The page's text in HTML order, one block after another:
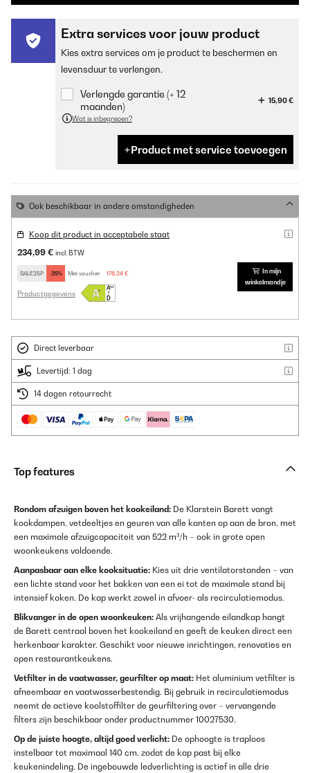
Extra services voor jouw product
Kies extra services om je product te beschermen en
levensduur te verlengen.
Verlengde garantie (+ 12
maanden)
15,90 €
Wat is inbegrepen?
Product met service toevoegen
Ook beschikbaar in andere omstandigheden
Koop dit product in acceptabele staat
234,99 € incl. BTW
SALE25P -25% Met voucher: 176,24 €
Productgegevens
In mijn
winkelmandje
Direct leverbaar
Levertijd: 1 dag
14 dagen retourrecht
Top features
Rondom afzuigen boven het kookeiland: De Klarstein Barett vangt
kookdampen, vetdeeltjes en geuren van alle kanten op aan de bron, met
een maximale afzuigcapaciteit van 522 m³/h – ook in grote open
woonkeukens voldoende.
Aanpasbaar aan elke kooksituatie: Kies uit drie ventilatorstanden – van
een lichte stand voor het bakken van een ei tot de maximale stand bij
intensief koken. De kap werkt zowel in afvoer- als recirculatiemodus.
Blikvanger in de open woonkeuken: Als vrijhangende eilandkap hangt
de Barett centraal boven het kookeiland en geeft de keuken direct een
herkenbaar karakter. Geschikt voor nieuwe inrichtingen, renovaties en
open restaurantkeukens.
Vetfilter in de vaatwasser, geurfilter op maat: Het aluminium vetfilter is
afneembaar en vaatwasserbestendig. Bij gebruik in recirculatiemodus
neemt de actieve koolstoffilter de geurfiltering over – vervangende
filters zijn beschikbaar onder productnummer 10027530.
Op de juiste hoogte, altijd goed verlicht: De ophoogte is traploos
instelbaar tot maximaal 140 cm, zodat de kap past bij elke
keukenindeling. De ingebouwde ledverlichting is actief in alle drie